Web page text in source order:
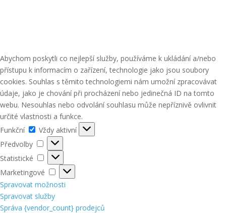
Abychom poskytli co nejlepší služby, používáme k ukládání a/nebo
přístupu k informacím o zařízení, technologie jako jsou soubory
cookies. Souhlas s těmito technologiemi nám umožní zpracovávat
údaje, jako je chování při procházení nebo jedinečná ID na tomto
webu. Nesouhlas nebo odvolání souhlasu může nepříznivě ovlivnit
určité vlastnosti a funkce.
Funkční
Funkční
Vždy aktivní
Předvolby
Předvolby
Statistické
Statistické
Marketingové
Marketingové
Spravovat možnosti
Spravovat služby
Správa {vendor_count} prodejců